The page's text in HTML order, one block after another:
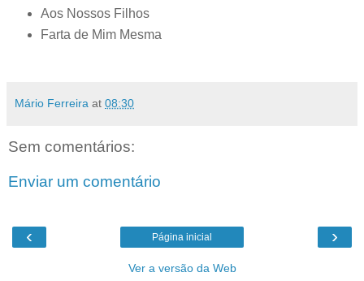
Aos Nossos Filhos
Farta de Mim Mesma
Mário Ferreira at 08:30
Sem comentários:
Enviar um comentário
‹ ›
Página inicial
Ver a versão da Web